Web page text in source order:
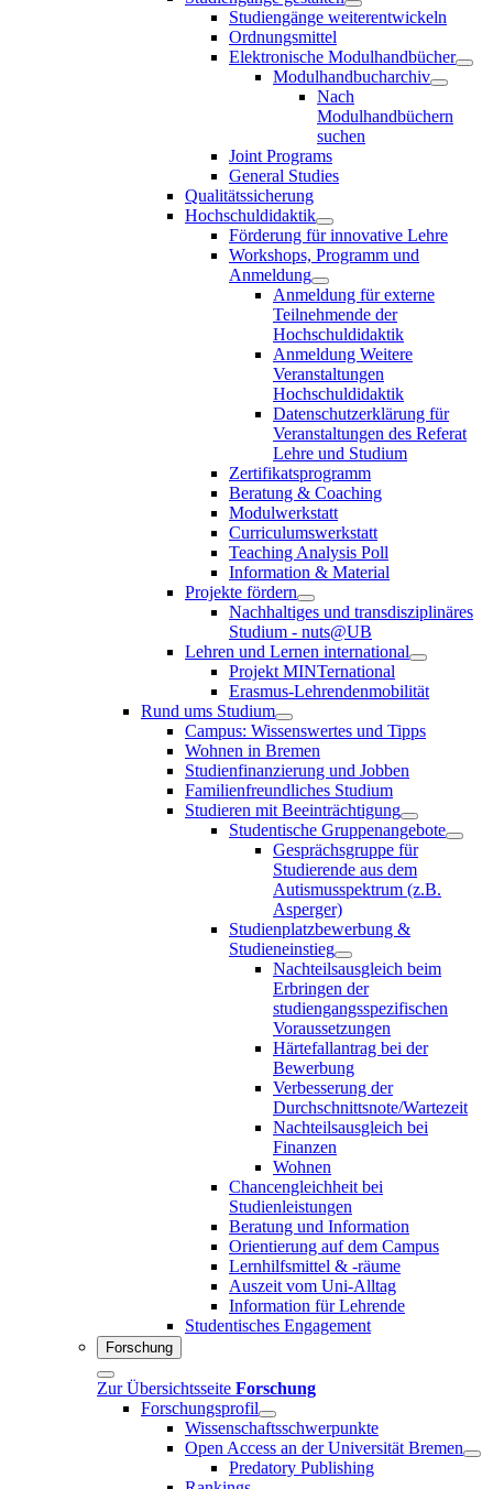
Studiengänge weiterentwickeln
Ordnungsmittel
Elektronische Modulhandbücher
Modulhandbucharchiv
Nach
Modulhandbüchern
suchen
Joint Programs
General Studies
Qualitätssicherung
Hochschuldidaktik
Förderung für innovative Lehre
Workshops, Programm und
Anmeldung
Anmeldung für externe
Teilnehmende der
Hochschuldidaktik
Anmeldung Weitere
Veranstaltungen
Hochschuldidaktik
Datenschutzerklärung für
Veranstaltungen des Referat
Lehre und Studium
Zertifikatsprogramm
Beratung & Coaching
Modulwerkstatt
Curriculumswerkstatt
Teaching Analysis Poll
Information & Material
Projekte fördern
Nachhaltiges und transdisziplinäres
Studium - nuts@UB
Lehren und Lernen international
Projekt MINTernational
Erasmus-Lehrendenmobilität
Rund ums Studium
Campus: Wissenswertes und Tipps
Wohnen in Bremen
Studienfinanzierung und Jobben
Familienfreundliches Studium
Studieren mit Beeinträchtigung
Studentische Gruppenangebote
Gesprächsgruppe für
Studierende aus dem
Autismusspektrum (z.B.
Asperger)
Studienplatzbewerbung &
Studieneinstieg
Nachteilsausgleich beim
Erbringen der
studiengangsspezifischen
Voraussetzungen
Härtefallantrag bei der
Bewerbung
Verbesserung der
Durchschnittsnote/Wartezeit
Nachteilsausgleich bei
Finanzen
Wohnen
Chancengleichheit bei
Studienleistungen
Beratung und Information
Orientierung auf dem Campus
Lernhilfsmittel & -räume
Auszeit vom Uni-Alltag
Information für Lehrende
Studentisches Engagement
Forschung
Zur Übersichtsseite Forschung
Forschungsprofil
Wissenschaftsschwerpunkte
Open Access an der Universität Bremen
Predatory Publishing